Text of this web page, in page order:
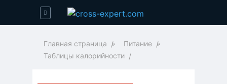
Главная страница » Питание »
Таблицы калорийности